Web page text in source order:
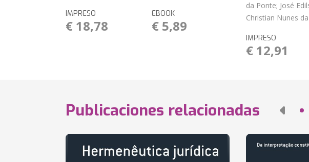
IMPRESO
€ 18,78
EBOOK
€ 5,89
da Ponte; José
Christian Nunes
IMPRESO
€ 12,91
Publicaciones relacionadas